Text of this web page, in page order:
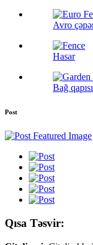
Avro
Hasar
Bağ qapısı
Post
Qısa Təsvir: